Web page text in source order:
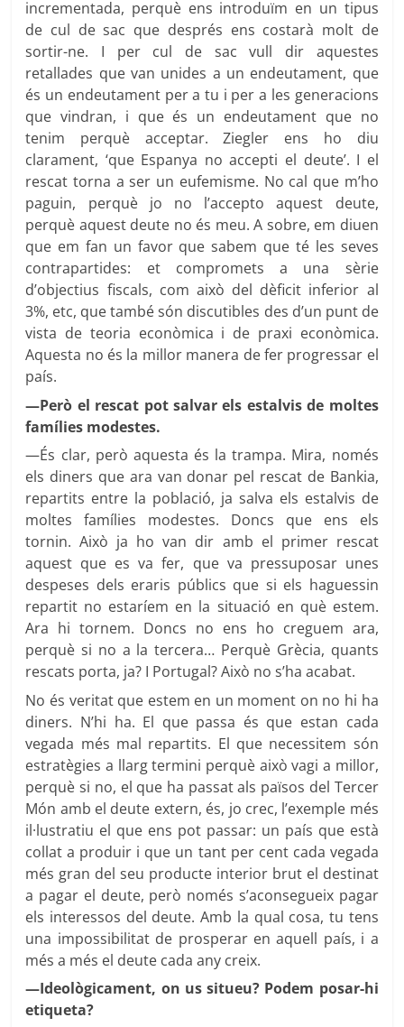
incrementada, perquè ens introduïm en un tipus
de cul de sac que després ens costarà molt de
sortir-ne. I per cul de sac vull dir aquestes
retallades que van unides a un endeutament, que
és un endeutament per a tu i per a les generacions
que vindran, i que és un endeutament que no
tenim perquè acceptar. Ziegler ens ho diu
clarament, ‘que Espanya no accepti el deute’. I el
rescat torna a ser un eufemisme. No cal que m’ho
paguin, perquè jo no l’accepto aquest deute,
perquè aquest deute no és meu. A sobre, em diuen
que em fan un favor que sabem que té les seves
contrapartides: et compromets a una sèrie
d’objectius fiscals, com això del dèficit inferior al
3%, etc, que també són discutibles des d’un punt de
vista de teoria econòmica i de praxi econòmica.
Aquesta no és la millor manera de fer progressar el
país.
—Però el rescat pot salvar els estalvis de moltes
famílies modestes.
—És clar, però aquesta és la trampa. Mira, només
els diners que ara van donar pel rescat de Bankia,
repartits entre la població, ja salva els estalvis de
moltes famílies modestes. Doncs que ens els
tornin. Això ja ho van dir amb el primer rescat
aquest que es va fer, que va pressuposar unes
despeses dels eraris públics que si els haguessin
repartit no estaríem en la situació en què estem.
Ara hi tornem. Doncs no ens ho creguem ara,
perquè si no a la tercera… Perquè Grècia, quants
rescats porta, ja? I Portugal? Això no s’ha acabat.
No és veritat que estem en un moment on no hi ha
diners. N’hi ha. El que passa és que estan cada
vegada més mal repartits. El que necessitem són
estratègies a llarg termini perquè això vagi a millor,
perquè si no, el que ha passat als països del Tercer
Món amb el deute extern, és, jo crec, l’exemple més
il·lustratiu el que ens pot passar: un país que està
collat a produir i que un tant per cent cada vegada
més gran del seu producte interior brut el destinat
a pagar el deute, però només s’aconsegueix pagar
els interessos del deute. Amb la qual cosa, tu tens
una impossibilitat de prosperar en aquell país, i a
més a més el deute cada any creix.
—Ideològicament, on us situeu? Podem posar-hi
etiqueta?